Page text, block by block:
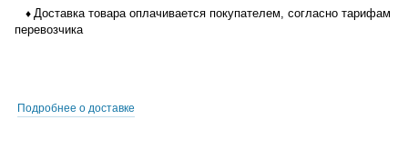
♦ Доставка товара оплачивается покупателем, согласно тарифам
перевозчика
Подробнее о доставке